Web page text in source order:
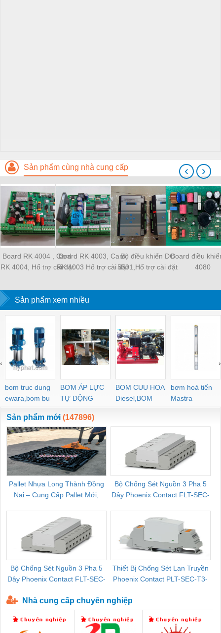
Sản phẩm cùng nhà cung cấp
Board RK 4004 , Card
RK 4004, Hổ trợ cài đặt
Board RK 4003, Card
RK 4003 Hổ trợ cài đặt
Bộ điều khiển DC
5501,Hổ trợ cài đặt
Board điều
4080
‹ ›
Sản phẩm xem nhiều
bom truc dung
ewara,bom bu
ewara
BƠM ÁP LỰC
TỰ ĐỘNG
BOM CUU HOA
Diesel,BOM
CHUA CHAY
bơm hoả tiển
Mastra
‹ ›
Sản phẩm mới (147896)
Pallet Nhựa Long Thành Đồng
Nai – Cung Cấp Pallet Mới,
Bộ Chống Sét Nguồn 3 Pha 5
Dây Phoenix Contact FLT-SEC-
Bộ Chống Sét Nguồn 3 Pha 5
Dây Phoenix Contact FLT-SEC-
Thiết Bị Chống Sét Lan Truyền
Phoenix Contact PLT-SEC-T3-
Nhà cung cấp chuyên nghiệp